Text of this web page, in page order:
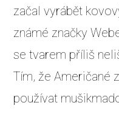
začal vyrábět
známé značky
se tvarem příliš
Tím, že Američané
používat